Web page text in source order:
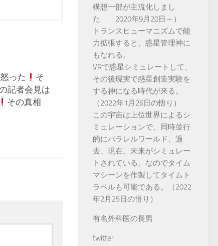
った
そ
記者会見は
その真相
構想一部が主流化しまし
た 2020年9月20日～）
トランスヒューマニズムで能
力拡張すると、惑星管理神に
もなれる。
VRで惑星シミュレートして、
その後現実で惑星創造実験を
する神になる時代が来る。
（2022年1月26日の悟り）
この宇宙は上位世界によるシ
ミュレーションで、同時並行
的にパラレルワールド、過
去、現在、未来がシミュレー
トされている。なのでタイム
マシーンを作製してタイムト
ラベルも可能である。（2022
年2月25日の悟り）
有名外科医の長男
twitter